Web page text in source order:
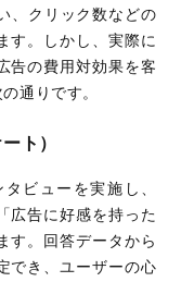
、クリック数などの
す。しかし、実際に
告の費用対効果を客
通りです。
ト）
ビューを実施し、
広告に好感を持った
す。回答データから
でき、ユーザーの心